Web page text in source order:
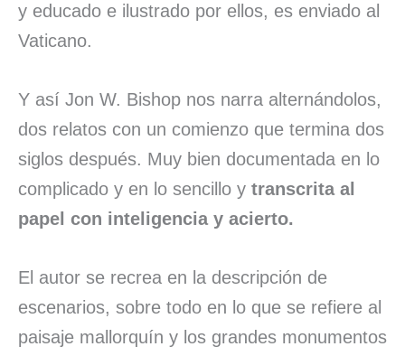
y educado e ilustrado por ellos, es enviado al
Vaticano.
Y así Jon W. Bishop nos narra alternándolos,
dos relatos con un comienzo que termina dos
siglos después. Muy bien documentada en lo
complicado y en lo sencillo y transcrita al
papel con inteligencia y acierto.
El autor se recrea en la descripción de
escenarios, sobre todo en lo que se refiere al
paisaje mallorquín y los grandes monumentos